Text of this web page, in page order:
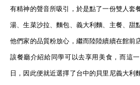
有精神的聲音所吸引，於是點了一份雙人套
湯、生菜沙拉、麵包、義大利麵、主餐、甜
他們家的品質粉放心，繼而陸陸續續在館前
該餐廳介紹給同學可以去享用美食，而這
日，因此便就近選擇了台中的貝里尼義大利